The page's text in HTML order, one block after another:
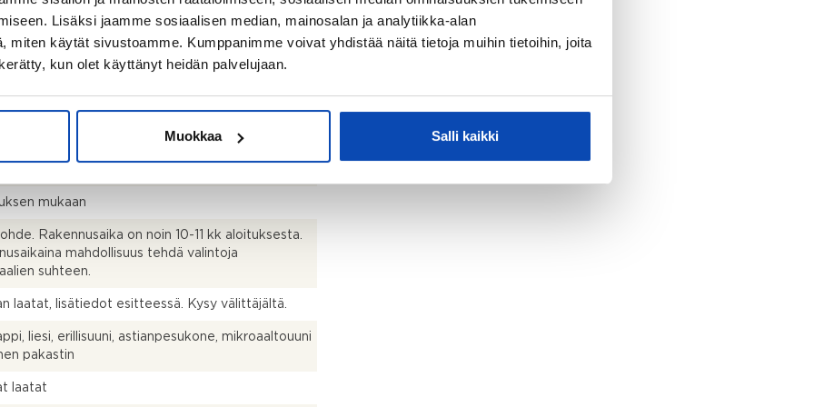
Lisäksi jaamme sosiaalisen median, mainosalan ja analytiikka-alan
miten käytät sivustoamme. Kumppanimme voivat yhdistää näitä tietoja muihin tietoihin, joita
kun olet käyttänyt heidän palvelujaan.
Muokkaa Salli kaikki
Pinta-ala voi siis olla edellä mainittua
tai suurempi.
avokeittiö + olohuone- s +ph + varasto
mukaan
Rakennusaika on noin 10-11 kk aloituksesta.
mahdollisuus tehdä valintoja
suhteen.
laatat, lisätiedot esitteessä. Kysy välittäjältä.
liesi, erillisuuni, astianpesukone, mikroaaltouuni
pakastin
laatat